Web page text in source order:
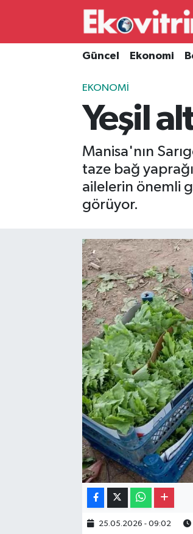
Güncel Ekonomi
EKONOMI
Yeşil
Manisa'nın
taze bağ
ailelerin önemli
görüyor.
25.05.2026 - 09:02
Güncel
Borsa Haberleri
Gayrimenkul
Hava Durumu
Süper Lig Puan Durumu ve Fikstür
Son Dakika Haberleri
Haber Arşivi